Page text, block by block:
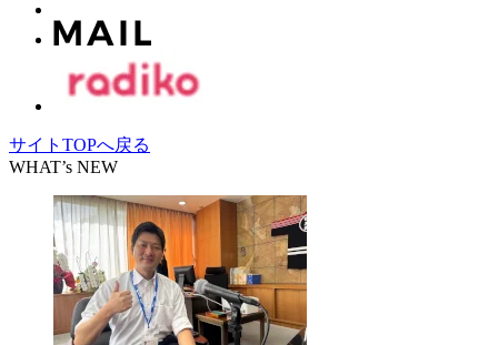
サイトTOPへ戻る
WHAT’s NEW